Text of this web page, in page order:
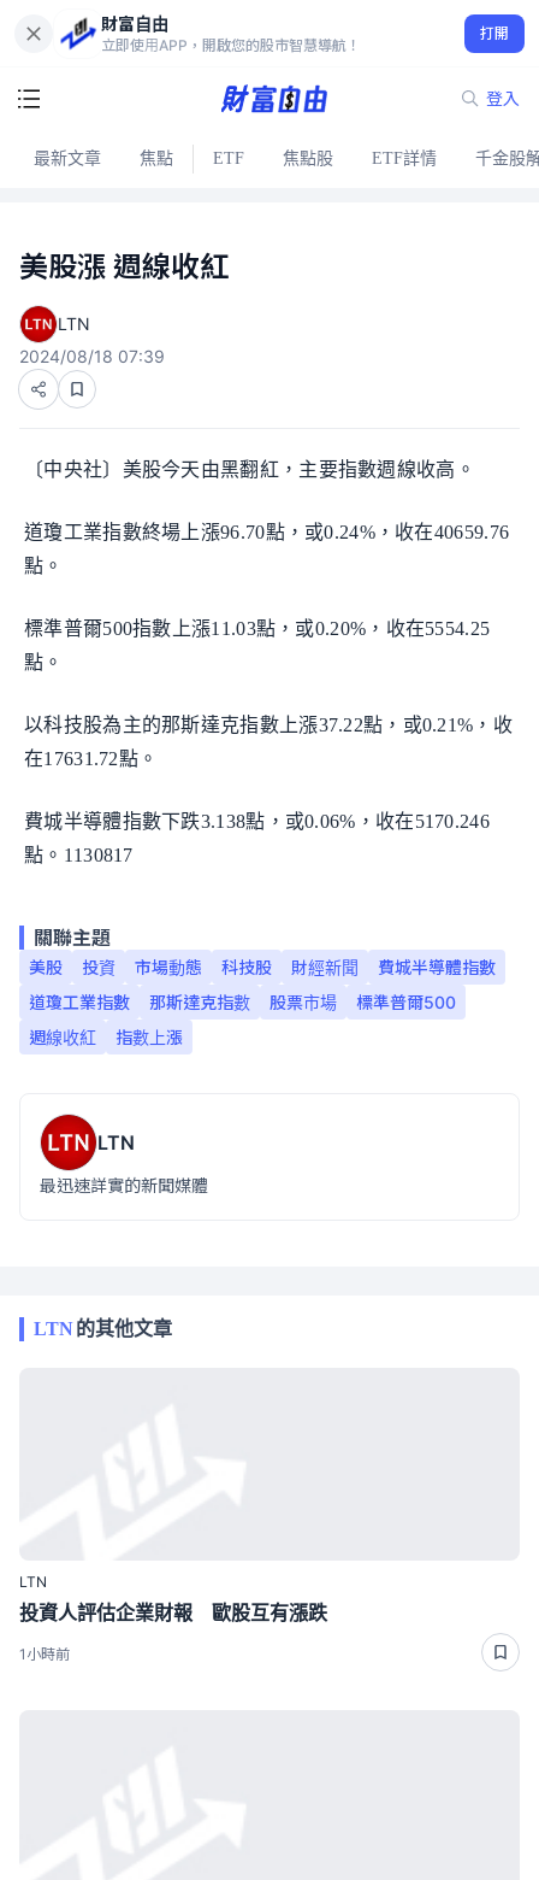
財富自由
立即使用APP，開啟您的股市智慧導航！
打開
登入
最新文章 焦點 ETF 焦點股 ETF詳情 千金股
美股漲 週線收紅
LTN
2024/08/18 07:39
〔中央社〕美股今天由黑翻紅，主要指數週線收高。
道瓊工業指數終場上漲96.70點，或0.24%，收在40659.76
點。
標準普爾500指數上漲11.03點，或0.20%，收在5554.25
點。
以科技股為主的那斯達克指數上漲37.22點，或0.21%，收
在17631.72點。
費城半導體指數下跌3.138點，或0.06%，收在5170.246
點。1130817
關聯主題
美股 投資 市場動態 科技股 財經新聞
費城半導體指數
道瓊工業指數
那斯達克指數 股票市場
標準普爾500
週線收紅
指數上漲
LTN
最迅速詳實的新聞媒體
LTN的其他文章
LTN
投資人評估企業財報 歐股互有漲跌
1小時前